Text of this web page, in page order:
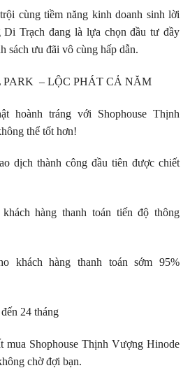
cùng tiềm năng kinh doanh sinh lời
Trạch đang là lựa chọn đầu tư đầy
sách ưu đãi vô cùng hấp dẫn.
– LỘC PHÁT CẢ NĂM
hoành tráng với Shophouse Thịnh
thể tốt hơn!
dịch thành công đầu tiên được chiết
hàng thanh toán tiến độ thông
khách hàng thanh toán sớm 95%
24 tháng
mua Shophouse Thịnh Vượng Hinode
chờ đợi bạn.